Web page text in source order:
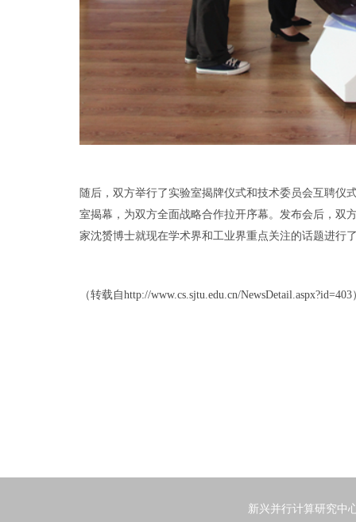
随后，双方举行了实验室揭牌仪式和技术委员会互聘
室揭幕，为双方全面战略合作拉开序幕。发布会后，双
家沈赟博士就现在学术界和工业界重点关注的话题进行
（转载自http://www.cs.sjtu.edu.cn/NewsDetail.aspx?id=403
新兴并行计算研究中